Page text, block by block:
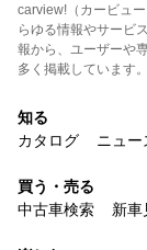
carview!（カービュ
らゆる情報やサービ
報から、ユーザーや
多く掲載しています。
知る
カタログ
ニュー
買う・売る
中古車検索
新車